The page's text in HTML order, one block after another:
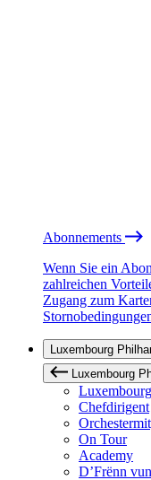
Abonnements
Wenn Sie ein
zahlreichen
Zugang zum
Luxembourg
Luxembourg
Chefdirigent
On Tour
Academy
D’Frënn